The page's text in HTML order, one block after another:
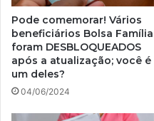
Pode comemorar! Vários
beneficiários Bolsa Família
foram DESBLOQUEADOS
após a atualização; você é
um deles?
04/06/2024